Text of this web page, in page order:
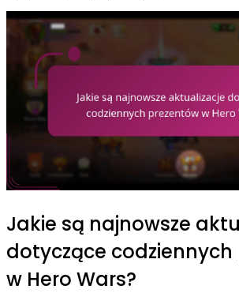
Jakie są najnowsze
dotyczące
w Hero Wars?